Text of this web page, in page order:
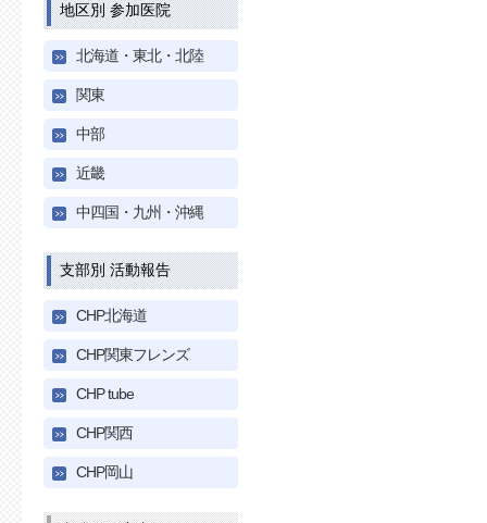
地区別 参加医院
北海道・東北・北陸
関東
中部
近畿
中四国・九州・沖縄
支部別 活動報告
CHP北海道
CHP関東フレンズ
CHP tube
CHP関西
CHP岡山